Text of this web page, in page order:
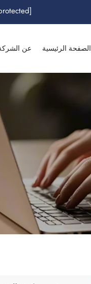
الصفحة الرئيسية عن